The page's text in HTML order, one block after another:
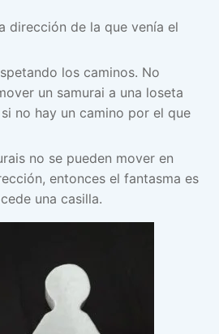
dirección de la que venía el
los caminos. No
un samurai a una loseta
no hay un camino por el que
no se pueden mover en
entonces el fantasma es
una casilla.